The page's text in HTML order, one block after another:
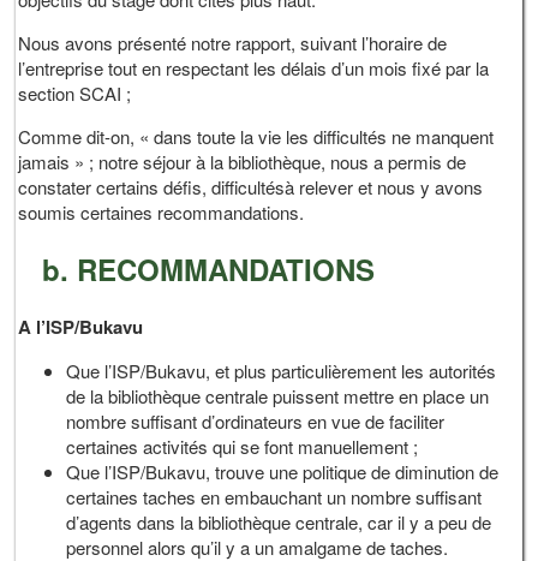
Nous avons présenté notre rapport, suivant l’horaire de
l’entreprise tout en respectant les délais d’un mois fixé par la
section SCAI ;
Comme dit-on, « dans toute la vie les difficultés ne manquent
jamais » ; notre séjour à la bibliothèque, nous a permis de
constater certains défis, difficultésà relever et nous y avons
soumis certaines recommandations.
b. RECOMMANDATIONS
A l’ISP/Bukavu
Que l’ISP/Bukavu, et plus particulièrement les autorités
de la bibliothèque centrale puissent mettre en place un
nombre suffisant d’ordinateurs en vue de faciliter
certaines activités qui se font manuellement ;
Que l’ISP/Bukavu, trouve une politique de diminution de
certaines taches en embauchant un nombre suffisant
d’agents dans la bibliothèque centrale, car il y a peu de
personnel alors qu’il y a un amalgame de taches.